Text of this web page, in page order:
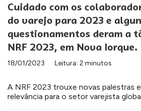
Cuidado com os
do varejo para 2023 e
questionamentos deram a
NRF 2023, em Nova Iorque.
18/01/2023 Leitura: 2 minutos
A NRF 2023 trouxe novas palestras
relevância para o setor varejista